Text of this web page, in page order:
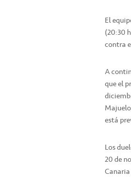
El
(20:30
contra
A
que el
está
Los
20 de